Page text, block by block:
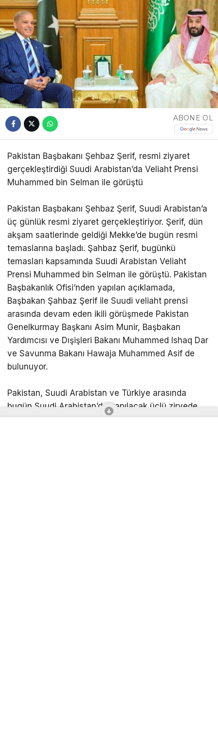
ABONE OL
Pakistan Başbakanı Şehbaz Şerif, resmi ziyaret
gerçekleştirdiği Suudi Arabistan’da Veliaht Prensi
Muhammed bin Selman ile görüştü
Pakistan Başbakanı Şehbaz Şerif, Suudi Arabistan’a
üç günlük resmi ziyaret gerçekleştiriyor. Şerif, dün
akşam saatlerinde geldiği Mekke’de bugün resmi
temaslarına başladı. Şahbaz Şerif, bugünkü
temasları kapsamında Suudi Arabistan Veliaht
Prensi Muhammed bin Selman ile görüştü. Pakistan
Başbakanlık Ofisi’nden yapılan açıklamada,
Başbakan Şahbaz Şerif ile Suudi veliaht prensi
arasında devam eden ikili görüşmede Pakistan
Genelkurmay Başkanı Asim Munir, Başbakan
Yardımcısı ve Dışişleri Bakanı Muhammed Ishaq Dar
ve Savunma Bakanı Hawaja Muhammed Asif de
bulunuyor.
Pakistan, Suudi Arabistan ve Türkiye arasında
bugün Suudi Arabistan’da yapılacak üçlü zirvede
ortak bir savunma anlaşması imzalanması